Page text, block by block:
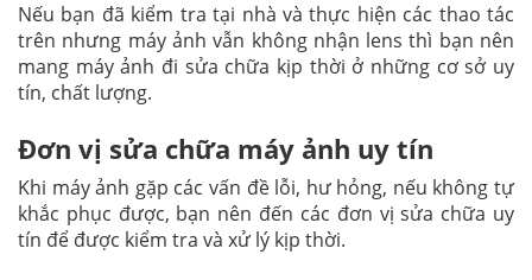
Nếu bạn đã kiểm tra tại nhà và thực hiện các thao tác
trên nhưng máy ảnh vẫn không nhận lens thì bạn nên
mang máy ảnh đi sửa chữa kịp thời ở những cơ sở uy
tín, chất lượng.
Đơn vị sửa chữa máy ảnh uy tín
Khi máy ảnh gặp các vấn đề lỗi, hư hỏng, nếu không tự
khắc phục được, bạn nên đến các đơn vị sửa chữa uy
tín để được kiểm tra và xử lý kịp thời.